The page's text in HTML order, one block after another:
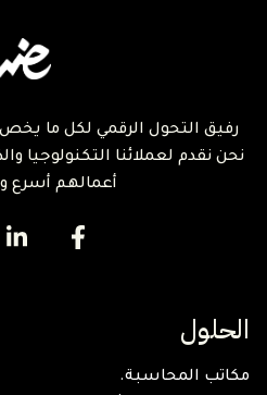
رفيق التحول الرقمي لكل ما
نحن نقدم لعملائنا التكنولوجيا
أعمالهم أسرع
الحلول
مكاتب المحاسبة.